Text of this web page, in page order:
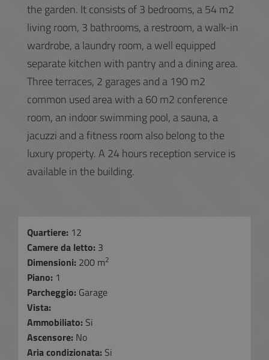
the garden. It consists of 3 bedrooms, a 54 m2
living room, 3 bathrooms, a restroom, a walk-in
wardrobe, a laundry room, a well equipped
separate kitchen with pantry and a dining area.
Three terraces, 2 garages and a 190 m2
common used area with a 60 m2 conference
room, an indoor swimming pool, a sauna, a
jacuzzi and a fitness room also belong to the
luxury property. A 24 hours reception service is
available in the building.
Quartiere: 12
Camere da letto: 3
Dimensioni: 200 m2
Piano: 1
Parcheggio: Garage
Vista:
Ammobiliato: Si
Ascensore: No
Aria condizionata: Si